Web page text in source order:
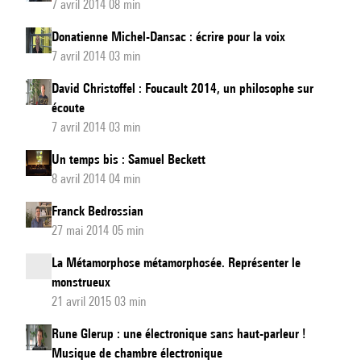
7 avril 2014 08 min
Donatienne Michel-Dansac : écrire pour la voix
7 avril 2014 03 min
David Christoffel : Foucault 2014, un philosophe sur
écoute
7 avril 2014 03 min
Un temps bis : Samuel Beckett
8 avril 2014 04 min
Franck Bedrossian
27 mai 2014 05 min
La Métamorphose métamorphosée. Représenter le
monstrueux
21 avril 2015 03 min
Rune Glerup : une électronique sans haut-parleur !
Musique de chambre électronique